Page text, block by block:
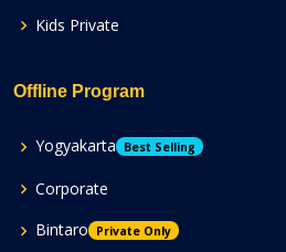
Kids Private
Offline Program
Yogyakarta Best Selling
Corporate
Bintaro
Private Only